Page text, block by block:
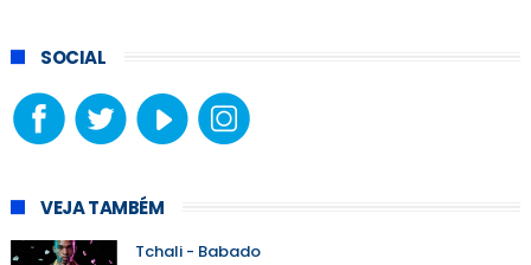
SOCIAL
VEJA TAMBÉM
Tchali - Babado